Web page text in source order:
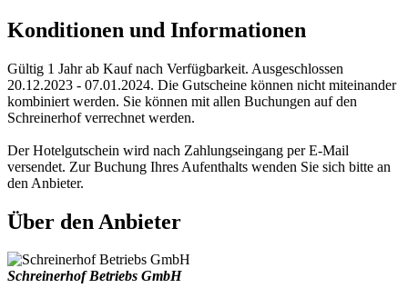
Konditionen und Informationen
Gültig 1 Jahr ab Kauf nach Verfügbarkeit. Ausgeschlossen
20.12.2023 - 07.01.2024. Die Gutscheine können nicht miteinander
kombiniert werden. Sie können mit allen Buchungen auf den
Schreinerhof verrechnet werden.
Der Hotelgutschein wird nach Zahlungseingang per E-Mail
versendet. Zur Buchung Ihres Aufenthalts wenden Sie sich bitte an
den Anbieter.
Über den Anbieter
Schreinerhof Betriebs GmbH